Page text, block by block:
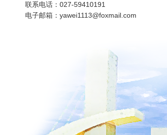
联系电话：027-59410191
电子邮箱：yawei1113@foxmail.com